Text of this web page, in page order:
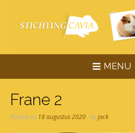
content
MENU
Frane 2
Posted on 18 augustus 2020 byjack